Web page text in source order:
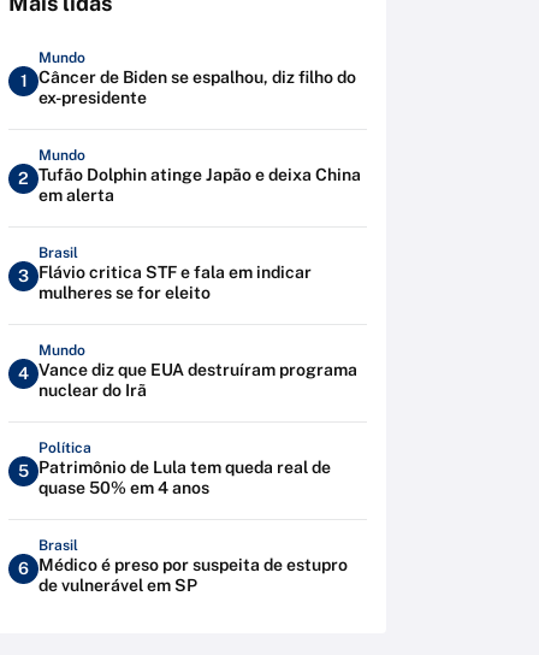
1
Mundo
Câncer de Biden se espalhou, diz filho do
ex-presidente
2
Mundo
Tufão Dolphin atinge Japão e deixa China
em alerta
3
Brasil
Flávio critica STF e fala em indicar
mulheres se for eleito
4
Mundo
Vance diz que EUA destruíram programa
nuclear do Irã
5
Política
Patrimônio de Lula tem queda real de
quase 50% em 4 anos
6
Brasil
Médico é preso por suspeita de estupro
de vulnerável em SP